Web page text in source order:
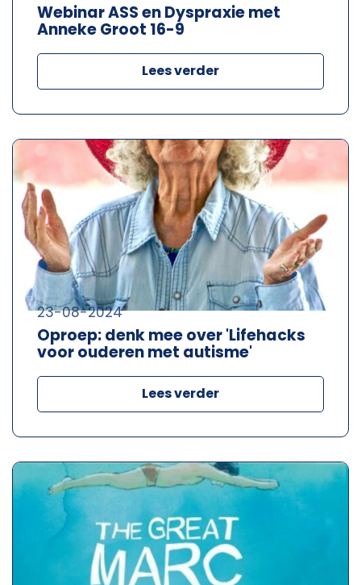
Webinar ASS en Dyspraxie met
Anneke Groot 16-9
Lees verder
Oproep: denk mee over 'Lifehacks
voor ouderen met autisme'
23-08-2024
Lees verder